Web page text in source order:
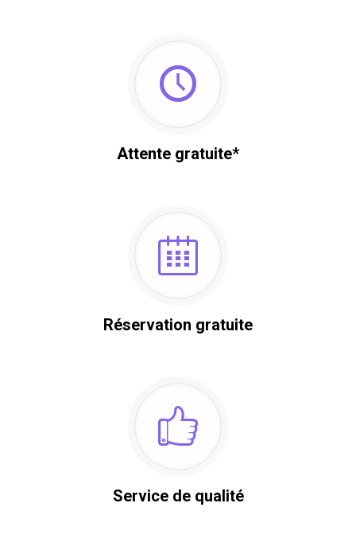
Attente gratuite*
Réservation gratuite
Service de qualité